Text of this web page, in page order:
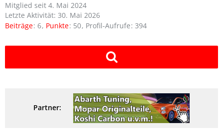
Mitglied seit 4. Mai 2024
Letzte Aktivität: 30. Mai 2026
Beiträge 6 Punkte 50 Profil-Aufrufe 394
Partner: